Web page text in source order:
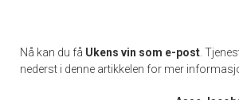
Nå kan du få Ukens vin som e-post .
nederst i denne artikkelen for mer